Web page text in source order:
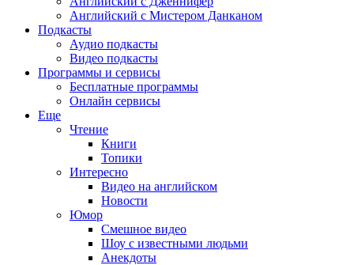
Английский с Мистером Данканом
Подкасты
Аудио подкасты
Видео подкасты
Программы и сервисы
Бесплатные программы
Онлайн сервисы
Еще
Чтение
Книги
Топики
Интересно
Видео на английском
Новости
Юмор
Смешное видео
Шоу с известными людьми
Анекдоты